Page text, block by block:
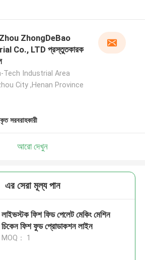
ZhongDeBao
Co., LTD প্রস্তুতকারক
Tech Industrial Area
City ,Henan Province
সরবরাহকারী
আরো দেখুন
এর সেরা মূল্য পান
লাইভস্টক ফিশ ফিড পেলেট মেকিং মেশিন
চিকেন ফিশ ফুড প্রোডাকশন লাইন
MOQ： 1